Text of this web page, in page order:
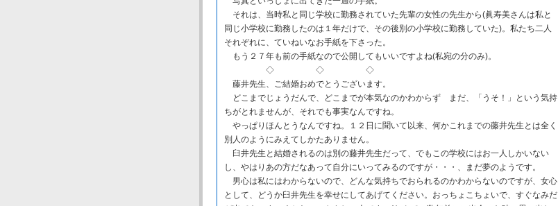
それは、当時私と同じ学校に勤務されていた先輩の女性の先生から(眞寿美さんは私と
同じ小学校に勤務したのは１年だけで、その後別の小学校に勤務していた)。私たち二人
それぞれに、ていねいなお手紙を下さった。
もう２７年も前の手紙なので公開してもいいですよね(私宛の分のみ)。
◇ ◇ ◇
藤井先生、ご結婚おめでとうございます。
どこまでじょうだんで、どこまでが本気なのかわからず まだ、「うそ！」という気持
ちがとれませんが、それでも事実なんですね。
やっぱりほんとうなんですね。１２日に聞いて以来、何かこれまでの藤井先生とは全く
別人のようにみえてしかたありません。
臼井先生と結婚されるのは別の藤井先生だって、でもこの学校にはお一人しかいない
し、やはりあの方だなあって自分にいってみるのですが・・・、まだ夢のようです。
男心は私にはわからないので、どんな気持ちでおられるのかわからないのですが、女心
として、どうか臼井先生を幸せにしてあげてください。おっちょこちょいで、すぐなみだ